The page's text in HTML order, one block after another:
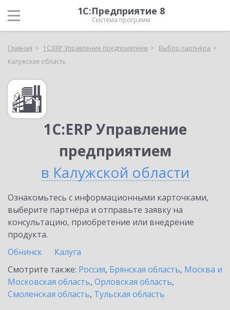
1С:Предприятие 8
Система программ
Главная 1С:ERP Управление предприятием
Выбор партнёра
Калужская область
1С:ERP Управление
предприятием
в Калужской области
Ознакомьтесь с информационными карточками,
выберите партнёра и отправьте заявку на
консультацию, приобретение или внедрение
продукта.
Обнинск
Калуга
Смотрите также: Россия, Брянская область, Москва и
Московская область, Орловская область,
Смоленская область, Тульская область